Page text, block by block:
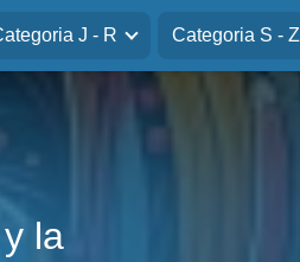
J - R Categoria S - Z
la